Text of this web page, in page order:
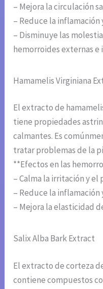
– Mejora la circulación
– Reduce la inflamación
– Disminuye las
hemorroides externas e
Hamamelis Virginiana
El extracto de
tiene propiedades
calmantes. Es
tratar problemas de la
**Efectos en las
– Calma la irritación y el
– Reduce la inflamación
– Mejora la elasticidad
Salix Alba Bark Extract
El extracto de corteza
contiene compuestos